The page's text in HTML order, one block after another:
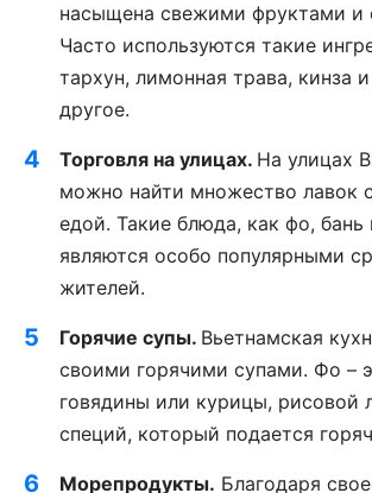
насыщена свежими фруктами и
Часто используются такие
тархун, лимонная трава, кинза
другое.
Торговля на улицах. На улицах
можно найти множество лавок
едой. Такие блюда, как фо, бань
являются особо популярными
жителей.
Горячие супы. Вьетнамская
своими горячими супами. Фо –
говядины или курицы, рисовой
специй, который подается
Морепродукты. Благодаря